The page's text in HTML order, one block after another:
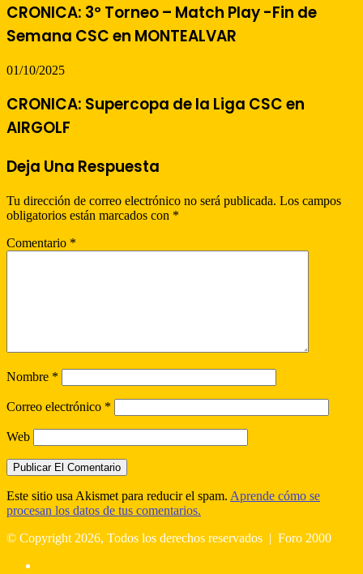
CRONICA: 3º Torneo – Match Play -Fin de
Semana CSC en MONTEALVAR
01/10/2025
CRONICA: Supercopa de la Liga CSC en
AIRGOLF
Deja Una Respuesta
Tu dirección de correo electrónico no será publicada. Los campos
obligatorios están marcados con *
Comentario *
Nombre *
Correo electrónico *
Web
Este sitio usa Akismet para reducir el spam. Aprende cómo se
procesan los datos de tus comentarios.
© Copyright 2026, Todos los derechos reservados | Foro 2000